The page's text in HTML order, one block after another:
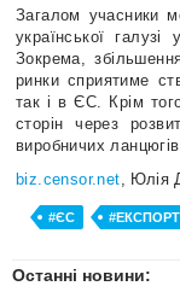
Загалом учасники
української
Зокрема,
ринки сприятиме
так і в ЄС. Крім
сторін через
виробничих ланцюгів.
biz.censor.net , Юлія
#ЄС #ЕКСПОРТ
Останні новини: